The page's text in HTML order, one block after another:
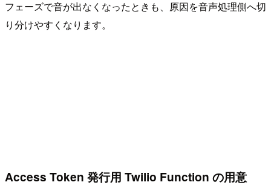
フェーズで音が出なくなったときも、原因を音声処理側へ切
り分けやすくなります。
Access Token 発行用 Twilio Function の用意